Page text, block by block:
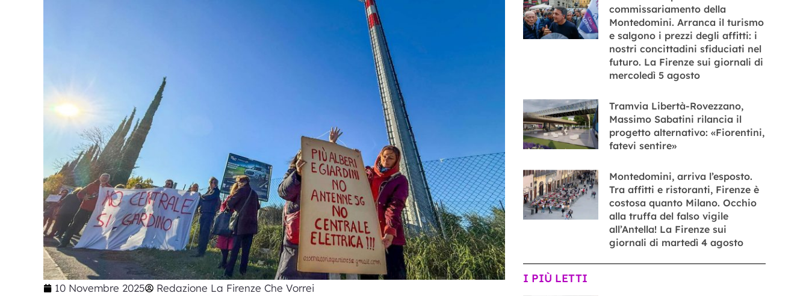
10 Novembre 2025 Redazione La Firenze Che Vorrei
commissariamento della
Montedomini. Arranca il turismo
e salgono i prezzi degli affitti: i
nostri concittadini sfiduciati nel
futuro. La Firenze sui giornali di
mercoledì 5 agosto
Tramvia Libertà-Rovezzano,
Massimo Sabatini rilancia il
progetto alternativo: «Fiorentini,
fatevi sentire»
Montedomini, arriva l’esposto.
Tra affitti e ristoranti, Firenze è
costosa quanto Milano. Occhio
alla truffa del falso vigile
all’Antella! La Firenze sui
giornali di martedì 4 agosto
I PIÙ LETTI